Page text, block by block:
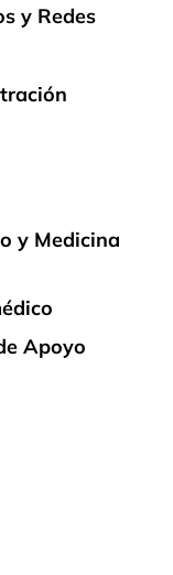
y Redes
y Medicina
Apoyo